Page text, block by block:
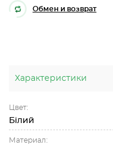
Обмен и возврат
Характеристики
Цвет:
Білий
Материал: